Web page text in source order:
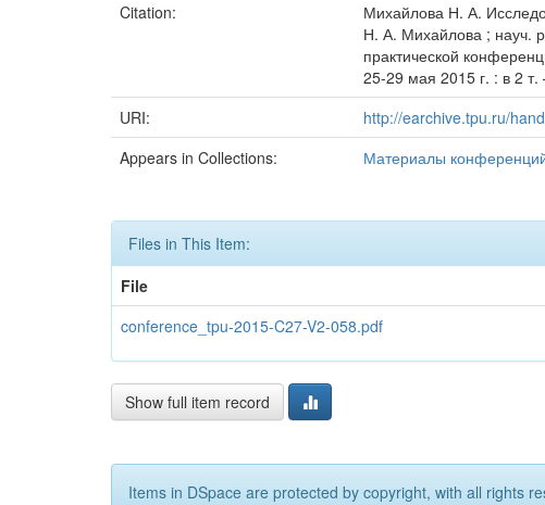
Citation:
Михайлова Н. А.
Н. А. Михайлова ; науч.
практической
25-29 мая 2015 г. : в 2
URI:
http://earchive.tpu.ru/
Appears in Collections:
Материалы
Files in This Item:
File
conference_tpu-2015-C27-V2-058.pdf
Show full item record
Items in DSpace are protected by copyright, with all rights